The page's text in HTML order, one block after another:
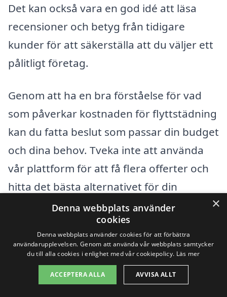
Det kan också vara en god idé att läsa
recensioner och betyg från tidigare
kunder för att säkerställa att du väljer ett
pålitligt företag.
Genom att ha en bra förståelse för vad
som påverkar kostnaden för flyttstädning
kan du fatta beslut som passar din budget
och dina behov. Tveka inte att använda
vår plattform för att få flera offerter och
hitta det bästa alternativet för din
flyttstädning i Arnö.
Få 3 erbjudanden, gratis och utan
förpliktelser
×
Denna webbplats använder
cookies
Denna webbplats använder cookies för att förbättra
användarupplevelsen. Genom att använda vår webbplats samtycker
du till alla cookies i enlighet med vår cookiepolicy. Läs mer
ACCEPTERA ALLA AVVISA ALLT